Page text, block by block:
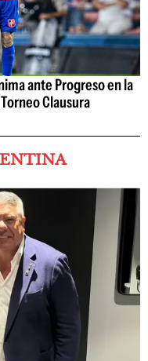
ante Progreso en la
Clausura